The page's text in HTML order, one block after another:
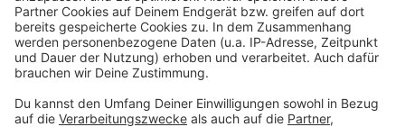
Schulministerin zuverlässig und schnell die Schulen
informiert. Franz-Josef Kahlen, ebenfalls in der
Elternschaft der Gymnasien schilderte ziemlich
empört, dass Schulleiter zum Teil sehr spät über
Entscheidungen aus dem Ministerium informiert
würden: "Ein Schulleiter hat mir gesagt, er habe